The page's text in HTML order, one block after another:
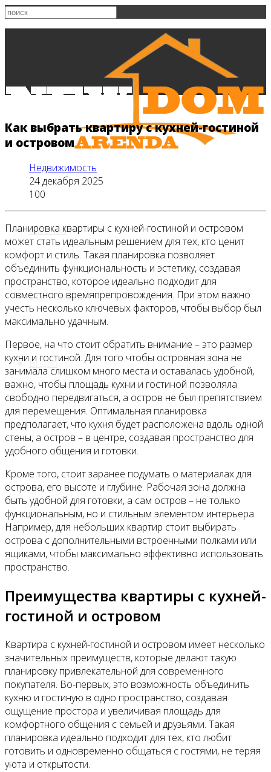
Главная
Все новости
Видео
Как выбрать квартиру с кухней-гостиной
и островом
Недвижимость
24 декабря 2025
100
Планировка квартиры с кухней-гостиной и островом
может стать идеальным решением для тех, кто ценит
комфорт и стиль. Такая планировка позволяет
объединить функциональность и эстетику, создавая
пространство, которое идеально подходит для
совместного времяпрепровождения. При этом важно
учесть несколько ключевых факторов, чтобы выбор был
максимально удачным.
Первое, на что стоит обратить внимание – это размер
кухни и гостиной. Для того чтобы островная зона не
занимала слишком много места и оставалась удобной,
важно, чтобы площадь кухни и гостиной позволяла
свободно передвигаться, а остров не был препятствием
для перемещения. Оптимальная планировка
предполагает, что кухня будет расположена вдоль одной
стены, а остров – в центре, создавая пространство для
удобного общения и готовки.
Кроме того, стоит заранее подумать о материалах для
острова, его высоте и глубине. Рабочая зона должна
быть удобной для готовки, а сам остров – не только
функциональным, но и стильным элементом интерьера.
Например, для небольших квартир стоит выбирать
острова с дополнительными встроенными полками или
ящиками, чтобы максимально эффективно использовать
пространство.
Преимущества квартиры с кухней-
гостиной и островом
Квартира с кухней-гостиной и островом имеет несколько
значительных преимуществ, которые делают такую
планировку привлекательной для современного
покупателя. Во-первых, это возможность объединить
кухню и гостиную в одно пространство, создавая
ощущение простора и увеличивая площадь для
комфортного общения с семьей и друзьями. Такая
планировка идеально подходит для тех, кто любит
готовить и одновременно общаться с гостями, не теряя
уюта и открытости.